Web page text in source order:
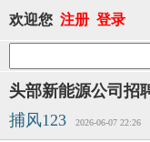
欢迎您 注册 登录
头部新能源公司招
捕风123
2026-06-07 22:26